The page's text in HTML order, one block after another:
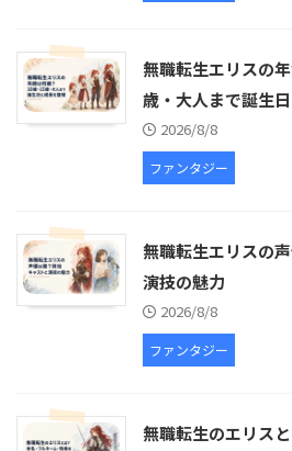
無職転生エリスの
歳・大人まで誕生
2026/8/8
ファンタジー
無職転生エリスの
演技の魅力
2026/8/8
ファンタジー
無職転生のエリス